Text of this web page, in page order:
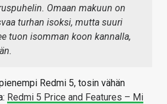
Omaan makuun on
turhan isoksi, mutta suuri
tuon isomman koon kannalla,
Redmi 5, tosin vähän
Redmi 5 Price and Features – Mi